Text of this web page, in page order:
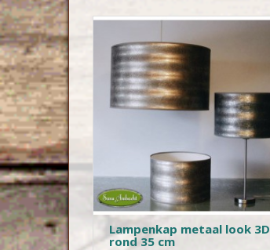
Lampenkap metaal look 3D
rond 35 cm